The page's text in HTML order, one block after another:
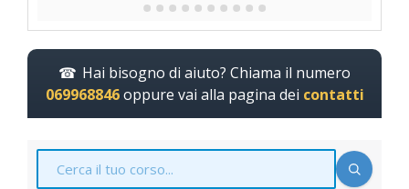
Hai bisogno di aiuto? Chiama il numero
069968846oppure vai alla pagina dei contatti